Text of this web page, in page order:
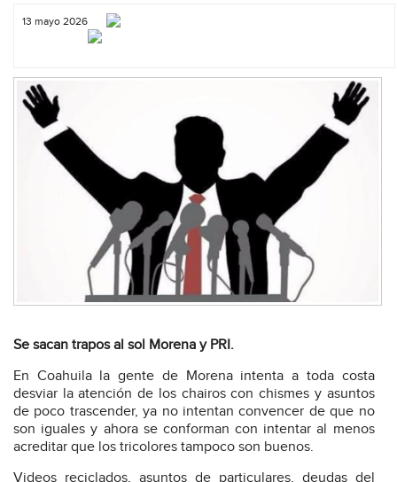
13 mayo 2026
Se sacan trapos al sol Morena y PRI.
En Coahuila la gente de Morena intenta a toda costa
desviar la atención de los chairos con chismes y asuntos
de poco trascender, ya no intentan convencer de que no
son iguales y ahora se conforman con intentar al menos
acreditar que los tricolores tampoco son buenos.
Videos reciclados, asuntos de particulares, deudas del